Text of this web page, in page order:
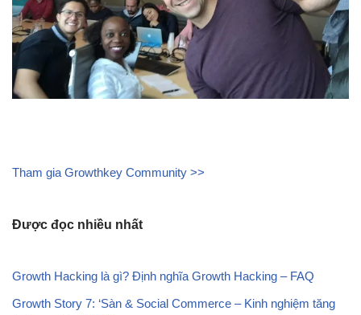
Tham gia Growthkey Community >>
Được đọc nhiều nhất
Growth Hacking là gì? Định nghĩa Growth Hacking – FAQ
Growth Story 7: ‘Sàn & Social Commerce – Kinh nghiệm tăng